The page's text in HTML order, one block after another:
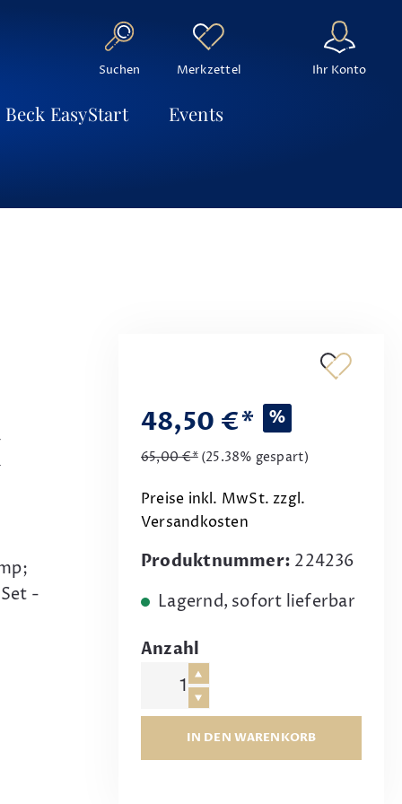
Beck EasyStart Events
Suchen Merkzettel Ihr Konto
-
48,50 €* %
65,00 €* (25.38% gespart)
Preise inkl. MwSt. zzgl.
Versandkosten
Produktnummer: 224236
Lagernd, sofort lieferbar
Anzahl
IN DEN WARENKORB